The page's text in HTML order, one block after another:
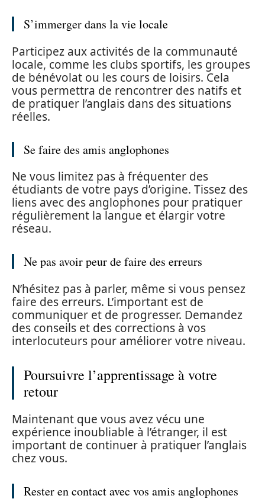
S’immerger dans la vie locale
Participez aux activités de la communauté
locale, comme les clubs sportifs, les groupes
de bénévolat ou les cours de loisirs. Cela
vous permettra de rencontrer des natifs et
de pratiquer l’anglais dans des situations
réelles.
Se faire des amis anglophones
Ne vous limitez pas à fréquenter des
étudiants de votre pays d’origine. Tissez des
liens avec des anglophones pour pratiquer
régulièrement la langue et élargir votre
réseau.
Ne pas avoir peur de faire des erreurs
N’hésitez pas à parler, même si vous pensez
faire des erreurs. L’important est de
communiquer et de progresser. Demandez
des conseils et des corrections à vos
interlocuteurs pour améliorer votre niveau.
Poursuivre l’apprentissage à votre
retour
Maintenant que vous avez vécu une
expérience inoubliable à l’étranger, il est
important de continuer à pratiquer l’anglais
chez vous.
Rester en contact avec vos amis anglophones